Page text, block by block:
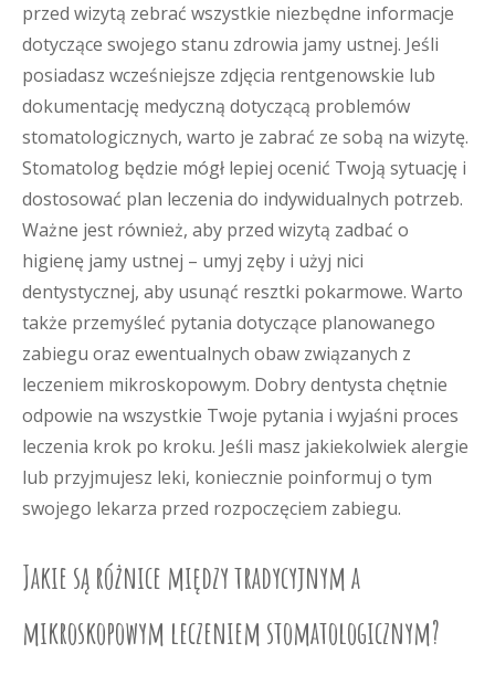
przed wizytą zebrać wszystkie niezbędne informacje
dotyczące swojego stanu zdrowia jamy ustnej. Jeśli
posiadasz wcześniejsze zdjęcia rentgenowskie lub
dokumentację medyczną dotyczącą problemów
stomatologicznych, warto je zabrać ze sobą na wizytę.
Stomatolog będzie mógł lepiej ocenić Twoją sytuację i
dostosować plan leczenia do indywidualnych potrzeb.
Ważne jest również, aby przed wizytą zadbać o
higienę jamy ustnej – umyj zęby i użyj nici
dentystycznej, aby usunąć resztki pokarmowe. Warto
także przemyśleć pytania dotyczące planowanego
zabiegu oraz ewentualnych obaw związanych z
leczeniem mikroskopowym. Dobry dentysta chętnie
odpowie na wszystkie Twoje pytania i wyjaśni proces
leczenia krok po kroku. Jeśli masz jakiekolwiek alergie
lub przyjmujesz leki, koniecznie poinformuj o tym
swojego lekarza przed rozpoczęciem zabiegu.
Jakie są różnice między tradycyjnym a
mikroskopowym leczeniem stomatologicznym?